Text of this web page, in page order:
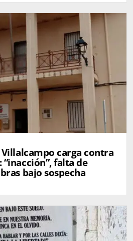
carga contra
falta de
bajo sospecha